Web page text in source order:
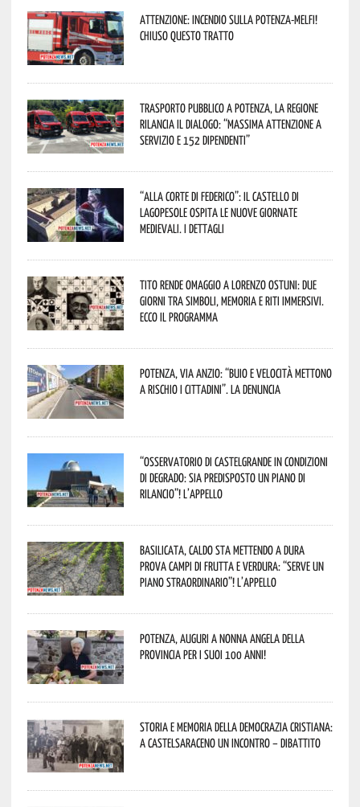
Attenzione: incendio sulla Potenza-Melfi!
Chiuso questo tratto
Trasporto pubblico a Potenza, la Regione
rilancia il dialogo: “Massima attenzione a
servizio e 152 dipendenti”
“Alla corte di Federico”: il Castello di
Lagopesole ospita le nuove Giornate
Medievali. I dettagli
Tito rende omaggio a Lorenzo Ostuni: due
giorni tra simboli, memoria e riti immersivi.
Ecco il programma
Potenza, Via Anzio: “Buio e velocità mettono
a rischio i cittadini”. La denuncia
“Osservatorio di Castelgrande in condizioni
di degrado: sia predisposto un piano di
rilancio”! L’appello
Basilicata, caldo sta mettendo a dura
prova campi di frutta e verdura: “Serve un
piano straordinario”! L’appello
Potenza, auguri a nonna Angela della
provincia per i suoi 100 anni!
Storia e memoria della Democrazia Cristiana:
a Castelsaraceno un incontro – dibattito